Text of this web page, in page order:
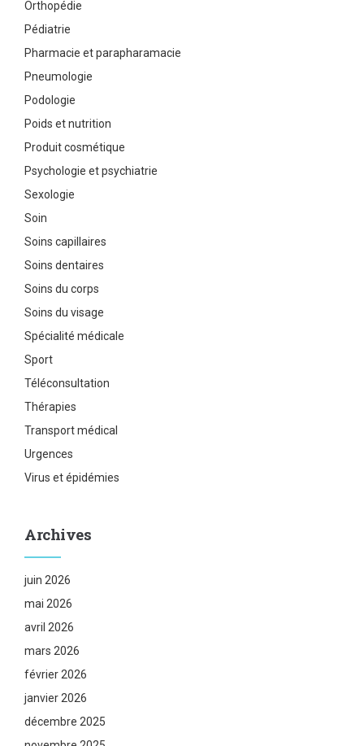
Orthopédie
Pédiatrie
Pharmacie et parapharamacie
Pneumologie
Podologie
Poids et nutrition
Produit cosmétique
Psychologie et psychiatrie
Sexologie
Soin
Soins capillaires
Soins dentaires
Soins du corps
Soins du visage
Spécialité médicale
Sport
Téléconsultation
Thérapies
Transport médical
Urgences
Virus et épidémies
Archives
juin 2026
mai 2026
avril 2026
mars 2026
février 2026
janvier 2026
décembre 2025